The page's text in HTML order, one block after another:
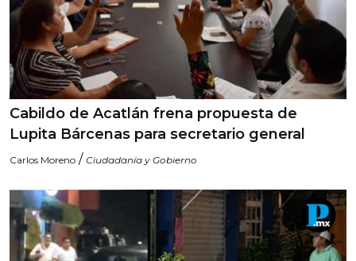
Cabildo de Acatlán frena propuesta de
Lupita Bárcenas para secretario general
Carlos Moreno / Ciudadanía y Gobierno